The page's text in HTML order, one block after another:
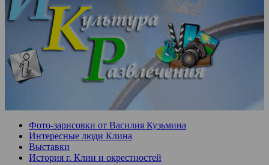
Фото-зарисовки от Василия Кузьмина
Интересные люди Клина
Выставки
История г. Клин и окрестностей